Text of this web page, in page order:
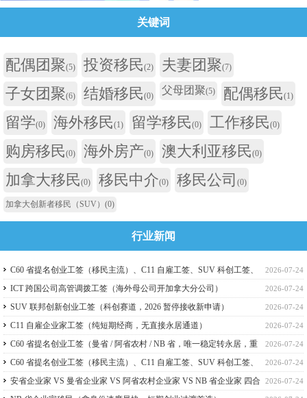
关键词
配偶团聚(5) 投资移民(2) 夫妻团聚(7)
子女团聚(6) 结婚移民(0) 父母团聚(5) 配偶移民(1)
留学(0) 海外移民(1) 留学移民(0) 工作移民(0)
购房移民(0) 海外房产(0) 澳大利亚移民(0)
加拿大移民(0) 移民中介(0) 移民公司 (0)
加拿大创新者移民（SUV） (0)
行业新闻
2026-07-24
C60 省提名创业工签（移民主流）、C11 自雇工签、SUV 科创工签、
ICT 跨国高管工签比较
2026-07-24
ICT 跨国公司高管调拨工签（海外母公司开加拿大分公司）
2026-07-24
SUV 联邦创新创业工签（科创赛道，2026 暂停接收新申请）
2026-07-24
C11 自雇企业家工签（纯短期经商，无直接永居通道）
2026-07-24
C60 省提名创业工签（曼省 / 阿省农村 / NB 省，唯一稳定转永居，重
点）
2026-07-24
C60 省提名创业工签（移民主流）、C11 自雇工签、SUV 科创工签、
ICT 跨国高管工签
2026-07-24
安省企业家 VS 曼省企业家 VS 阿省农村企业家 VS NB 省企业家 四合